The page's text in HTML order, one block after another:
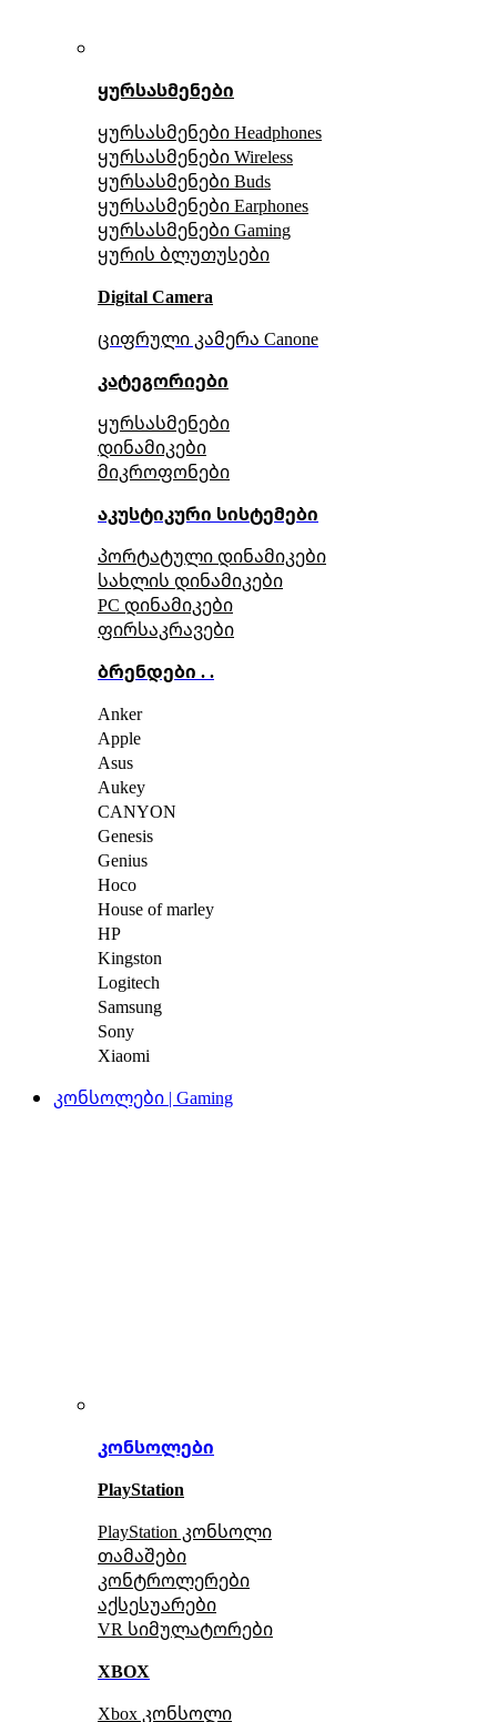
ყურსასმენები
ყურსასმენები Headphones
ყურსასმენები Wireless
ყურსასმენები Buds
ყურსასმენები Earphones
ყურსასმენები Gaming
ყურის ბლუთუსები
Digital Camera
ციფრული კამერა Сanone
კატეგორიები
ყურსასმენები
დინამიკები
მიკროფონები
აკუსტიკური სისტემები
პორტატული დინამიკები
სახლის დინამიკები
PC დინამიკები
ფირსაკრავები
ბრენდები . .
Anker
Apple
Asus
Aukey
CANYON
Genesis
Genius
Hoco
House of marley
HP
Kingston
Logitech
Samsung
Sony
Xiaomi
კონსოლები | Gaming
კონსოლები
PlayStation
PlayStation კონსოლი
თამაშები
კონტროლერები
აქსესუარები
VR სიმულატორები
XBOX
Xbox კონსოლი